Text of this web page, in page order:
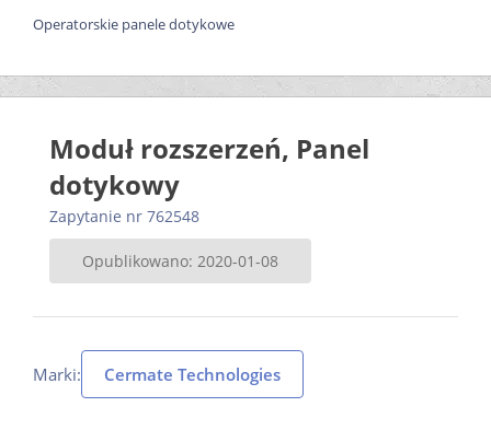
Operatorskie panele dotykowe
Moduł rozszerzeń, Panel
dotykowy
Zapytanie nr 762548
Opublikowano: 2020-01-08
Marki: Cermate Technologies